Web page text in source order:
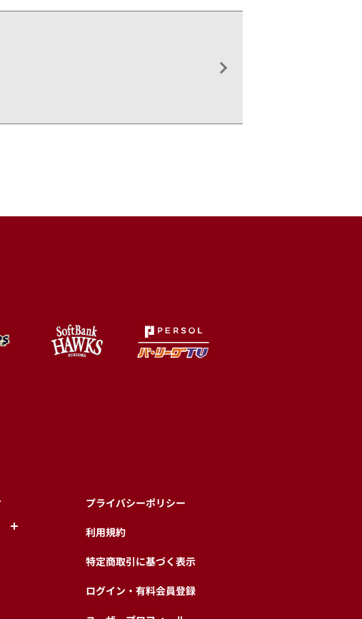
プライバシーポリシー
利用規約
特定商取引に基づく表示
ログイン・有料会員登録